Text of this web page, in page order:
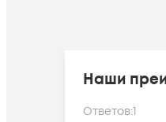
Наши
Ответов:1